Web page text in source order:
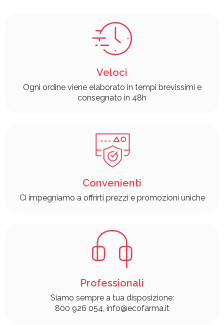
Veloci
Ogni ordine viene elaborato in tempi brevissimi e
consegnato in 48h
Convenienti
Ci impegniamo a offrirti prezzi e promozioni uniche
Professionali
Siamo sempre a tua disposizione:
800 926 054, info@ecofarma.it